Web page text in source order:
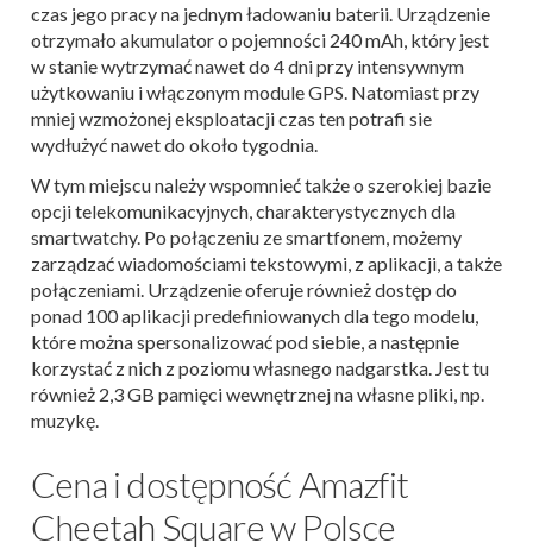
czas jego pracy na jednym ładowaniu baterii. Urządzenie
otrzymało akumulator o pojemności 240 mAh, który jest
w stanie wytrzymać nawet do 4 dni przy intensywnym
użytkowaniu i włączonym module GPS. Natomiast przy
mniej wzmożonej eksploatacji czas ten potrafi sie
wydłużyć nawet do około tygodnia.
W tym miejscu należy wspomnieć także o szerokiej bazie
opcji telekomunikacyjnych, charakterystycznych dla
smartwatchy. Po połączeniu ze smartfonem, możemy
zarządzać wiadomościami tekstowymi, z aplikacji, a także
połączeniami. Urządzenie oferuje również dostęp do
ponad 100 aplikacji predefiniowanych dla tego modelu,
które można spersonalizować pod siebie, a następnie
korzystać z nich z poziomu własnego nadgarstka. Jest tu
również 2,3 GB pamięci wewnętrznej na własne pliki, np.
muzykę.
Cena i dostępność Amazfit
Cheetah Square w Polsce